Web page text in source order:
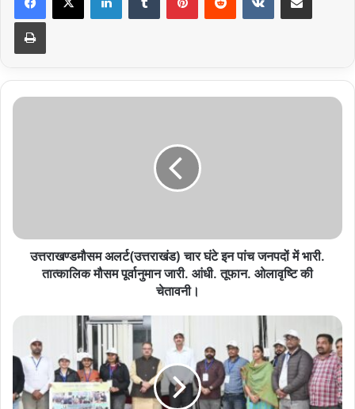
Print
उत्तराखण्डमौसम
भारी.
तात्कालिक
आंधी.
ओलावृष्टि
की
चेतावनी।
उत्तराखण्डमौसम अलर्ट(उत्तराखंड) चार घंटे इन पांच जनपदों में भारी.
तात्कालिक मौसम पूर्वानुमान जारी. आंधी. तूफान. ओलावृष्टि की
चेतावनी।
कृषि
विभाग
द्वारा
प्रथम
बार
भारत